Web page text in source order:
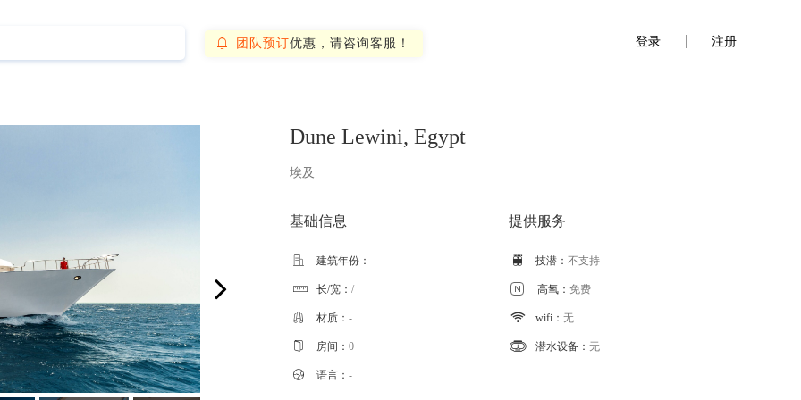
 团队预订优惠，请咨询客服！ 登录 注册
Dune Lewini, Egypt
埃及
基础信息
 建筑年份： -
 长/宽： /
 材质： -
 房间： 0
提供服务
 技潜： 不支持
 高氧： 免费
 wifi： 无
 潜水设备： 无
 语言： -